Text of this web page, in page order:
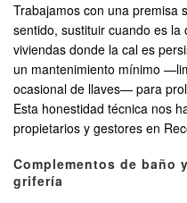
Trabajamos con una premisa
sentido, sustituir cuando es
viviendas donde la cal es
un mantenimiento mínimo
ocasional de llaves— para
Esta honestidad técnica nos
propietarios y gestores en
Complementos de baño
grifería